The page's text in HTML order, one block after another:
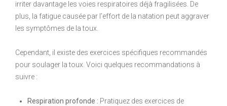
irriter davantage les voies respiratoires déjà fragilisées. De
plus, la fatigue causée par l’effort de la natation peut aggraver
les symptômes de la toux.
Cependant, il existe des exercices spécifiques recommandés
pour soulager la toux. Voici quelques recommandations à
suivre :
Respiration profonde : Pratiquez des exercices de